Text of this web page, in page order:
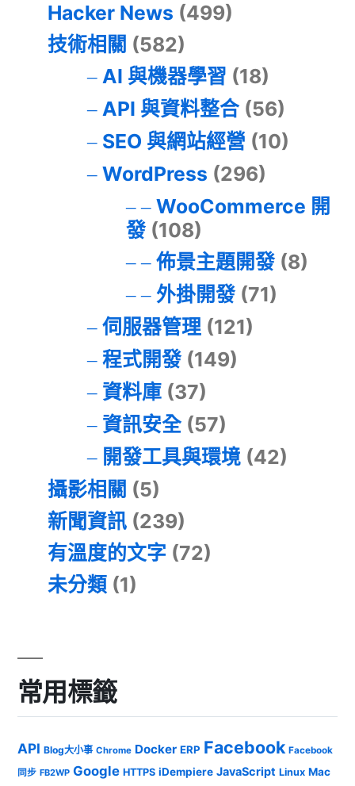
Hacker News (499)
技術相關 (582)
AI 與機器學習 (18)
API 與資料整合(56)
SEO 與網站經營 (10)
WordPress (296)
WooCommerce 開
發(108)
佈景主題開發(8)
外掛開發(71)
伺服器管理(121)
程式開發(149)
資料庫(37)
資訊安全(57)
開發工具與環境(42)
攝影相關 (5)
新聞資訊 (239)
有溫度的文字 (72)
未分類 (1)
常用標籤
API Blog大小事 Chrome Docker ERP Facebook Facebook
同步 FB2WP Google HTTPS iDempiere JavaScript Linux Mac